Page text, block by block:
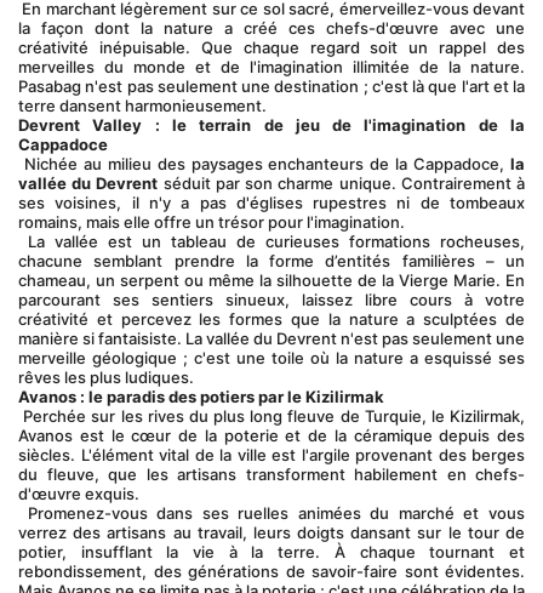
la façon dont la nature a créé ces chefs-d'œuvre avec une
créativité inépuisable. Que chaque regard soit un rappel des
merveilles du monde et de l'imagination illimitée de la nature.
Pasabag n'est pas seulement une destination ; c'est là que l'art et la
terre dansent harmonieusement.
Devrent Valley : le terrain de jeu de l'imagination de la
Cappadoce
Nichée au milieu des paysages enchanteurs de la Cappadoce, la
vallée du Devrent séduit par son charme unique. Contrairement à
ses voisines, il n'y a pas d'églises rupestres ni de tombeaux
romains, mais elle offre un trésor pour l'imagination.
chacune semblant prendre la forme d’entités familières – un
chameau, un serpent ou même la silhouette de la Vierge Marie. En
parcourant ses sentiers sinueux, laissez libre cours à votre
créativité et percevez les formes que la nature a sculptées de
manière si fantaisiste. La vallée du Devrent n'est pas seulement une
merveille géologique ; c'est une toile où la nature a esquissé ses
rêves les plus ludiques.
Avanos : le paradis des potiers par le Kizilirmak
Avanos est le cœur de la poterie et de la céramique depuis des
siècles. L'élément vital de la ville est l'argile provenant des berges
du fleuve, que les artisans transforment habilement en chefs-
d'œuvre exquis.
verrez des artisans au travail, leurs doigts dansant sur le tour de
potier, insufflant la vie à la terre. À chaque tournant et
rebondissement, des générations de savoir-faire sont évidentes.